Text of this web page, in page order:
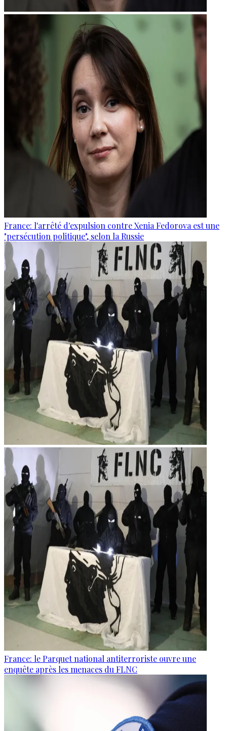
France: l'arrêté d'expulsion contre Xenia Fedorova est une
"persécution politique", selon la Russie
France: le Parquet national antiterroriste ouvre une
enquête après les menaces du FLNC